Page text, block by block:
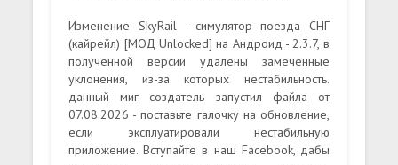
Изменение SkyRail - симулятор поезда СНГ
(кайрейл) [МОД Unlocked] на Андроид - 2.3.7, в
полученной версии удалены замеченные
уклонения, из-за которых нестабильность.
данный миг создатель запустил файла от
07.08.2026 - поставьте галочку на обновление,
если эксплуатировали нестабильную
приложение. Вступайте в наш Facebook, дабы